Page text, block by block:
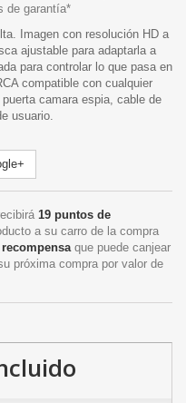
de garantía*
Imagen con resolución HD a
ajustable para adaptarla a
para controlar lo que pasa en
compatible con cualquier
camara espia, cable de
usuario.
19 puntos de
a su carro de la compra
que puede canjear
próxima compra por valor de